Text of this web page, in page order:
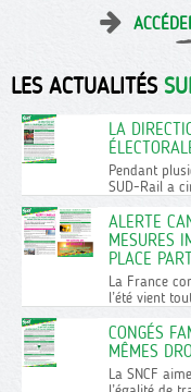
LES ACTUALITÉS
LA
Pendant
SUD-Rail a
ALERTE
MESURES
PLACE
La France
l’été vient
CONGÉS
MÊMES
La SNCF